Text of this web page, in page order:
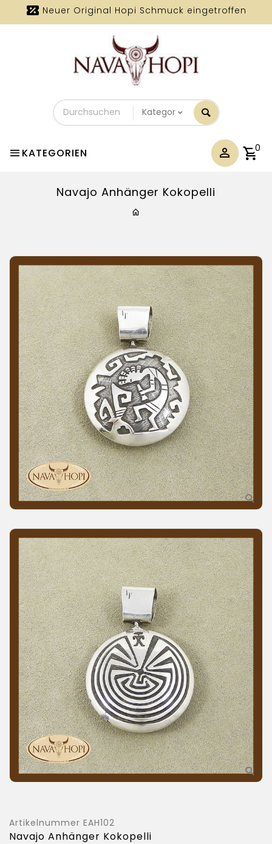
Neuer Original Hopi Schmuck eingetroffen
Durchsuchen
Sie
unseren
KATEGORIEN 0
Navajo Anhänger Kokopelli
Artikelnummer EAH102
Navajo Anhänger Kokopelli